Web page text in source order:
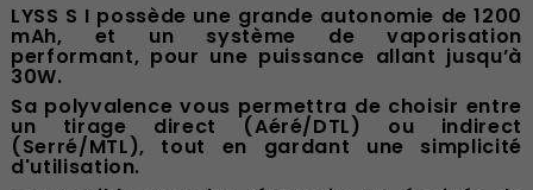
LYSS S I possède une grande autonomie de 1200
mAh, et un système de vaporisation
performant, pour une puissance allant jusqu’à
30W.
Sa polyvalence vous permettra de choisir entre
un tirage direct (Aéré/DTL) ou indirect
(Serré/MTL), tout en gardant une simplicité
d'utilisation.